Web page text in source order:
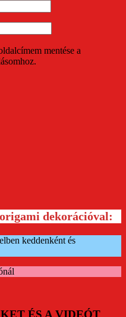
mentése a
dekorációval:
keddenként és